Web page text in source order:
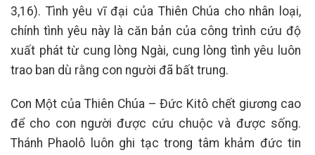
3,16). Tình yêu vĩ đại của Thiên Chúa cho nhân loại,
chính tình yêu này là căn bản của công trình cứu độ
xuất phát từ cung lòng Ngài, cung lòng tình yêu luôn
trao ban dù rằng con người đã bất trung.
Con Một của Thiên Chúa – Đức Kitô chết giương cao
để cho con người được cứu chuộc và được sống.
Thánh Phaolô luôn ghi tạc trong tâm khảm đức tin